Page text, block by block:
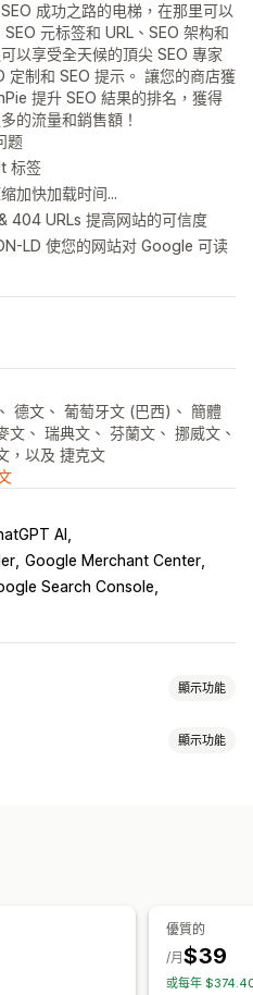
成功之路的电梯，在那里可以
元标签和 URL、SEO 架构和
以享受全天候的頂尖 SEO 專家
定制和 SEO 提示。 讓您的商店獲
提升 SEO 結果的排名，獲得
的流量和銷售額！
题
标签
加快加载时间...
404 URLs 提高网站的可信度
LD 使您的网站对 Google 可读
德文、 葡萄牙文 (巴西)、 簡體
、 瑞典文、 芬蘭文、 挪威文、
，以及 捷克文
AI
Google Merchant Center
Search Console
顯示功能
化
分析
追蹤
顯示功能
優質的
$39
/月
或每年